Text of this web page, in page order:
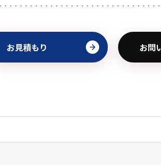
お見積もり お問